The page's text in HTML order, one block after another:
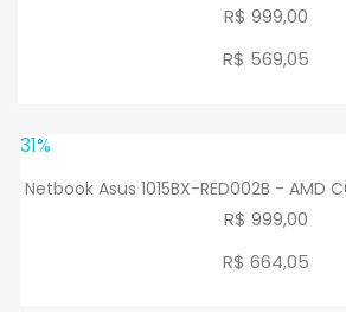
R$ 999,00
R$ 569,05
31%
Netbook Asus 1015BX-RED002B - AMD
R$ 999,00
R$ 664,05